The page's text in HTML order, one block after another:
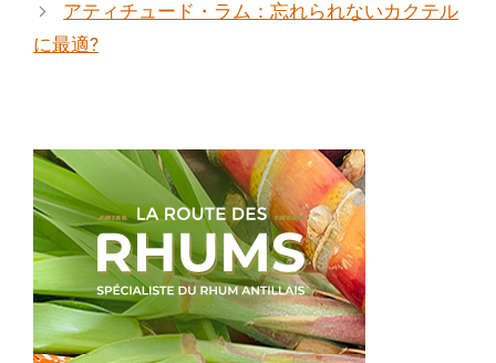
ー
アティチュード・ラム：忘れられないカクテル
に最適?